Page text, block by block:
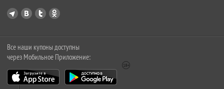
Все наши купоны доступны
через Мобильное Приложение: